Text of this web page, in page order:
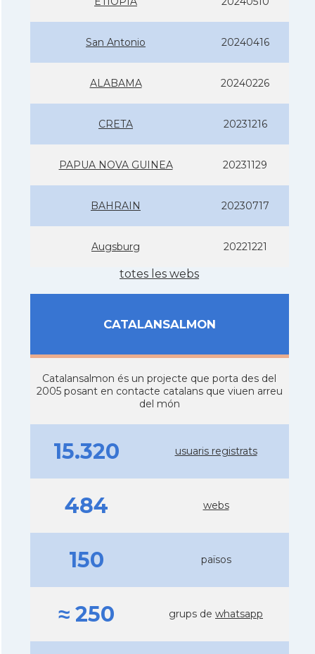
San Antonio 20240416
ALABAMA 20240226
CRETA 20231216
PAPUA NOVA GUINEA 20231129
BAHRAIN 20230717
Augsburg 20221221
totes les webs
CATALANSALMON
Catalansalmon és un projecte que porta des del
2005 posant en contacte catalans que viuen arreu
del món
15.320 usuaris registrats
484 webs
150 països
≈ 250 grups de whatsapp